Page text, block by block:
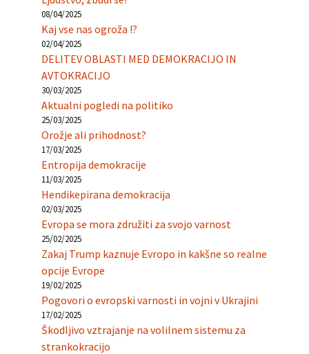
08/04/2025
Kaj vse nas ogroža !?
02/04/2025
DELITEV OBLASTI MED DEMOKRACIJO IN
AVTOKRACIJO
30/03/2025
Aktualni pogledi na politiko
25/03/2025
Orožje ali prihodnost?
17/03/2025
Entropija demokracije
11/03/2025
Hendikepirana demokracija
02/03/2025
Evropa se mora združiti za svojo varnost
25/02/2025
Zakaj Trump kaznuje Evropo in kakšne so realne
opcije Evrope
19/02/2025
Pogovori o evropski varnosti in vojni v Ukrajini
17/02/2025
Škodljivo vztrajanje na volilnem sistemu za
strankokracijo